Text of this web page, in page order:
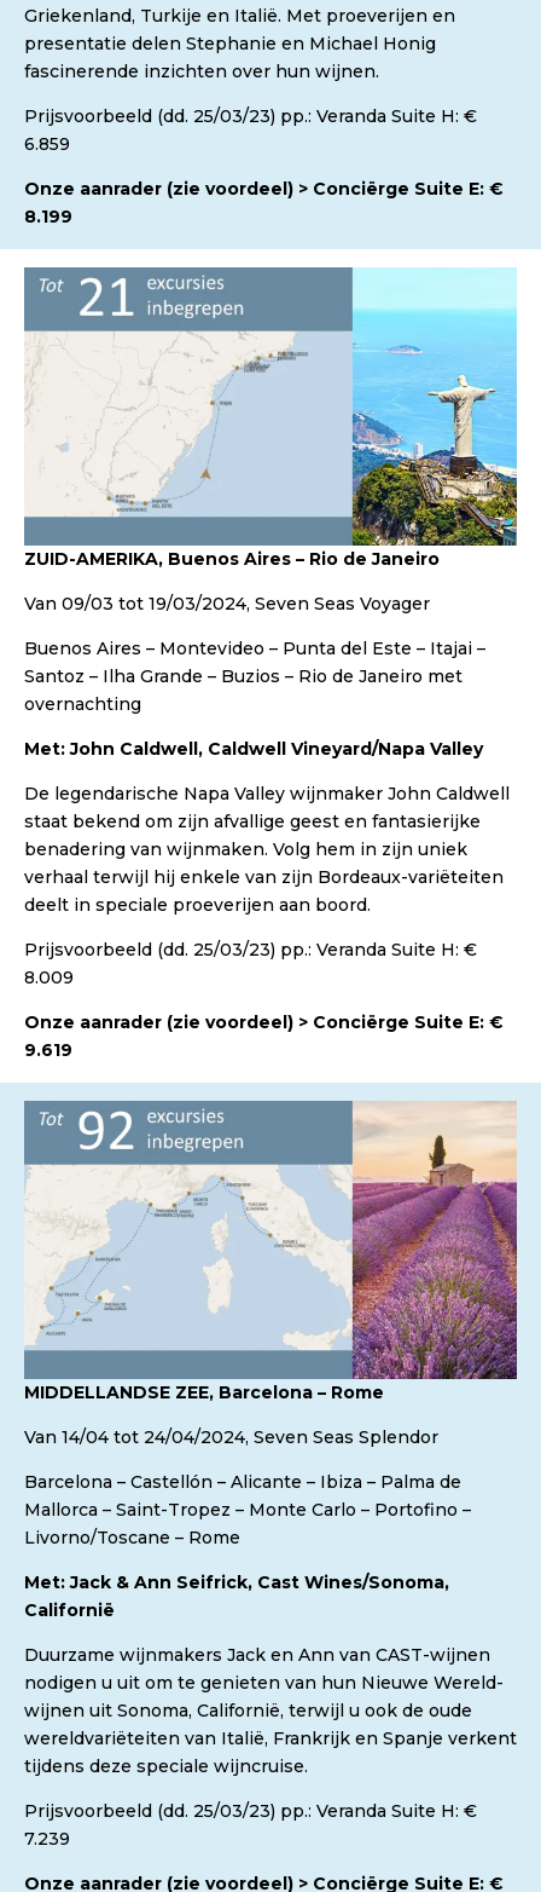
Griekenland, Turkije en Italië. Met proeverijen en
presentatie delen Stephanie en Michael Honig
fascinerende inzichten over hun wijnen.
Prijsvoorbeeld (dd. 25/03/23) pp.: Veranda Suite H: €
6.859
Onze aanrader (zie voordeel) > Conciërge Suite E: €
8.199
ZUID-AMERIKA, Buenos Aires – Rio de Janeiro
Van 09/03 tot 19/03/2024, Seven Seas Voyager
Buenos Aires – Montevideo – Punta del Este – Itajai –
Santoz – Ilha Grande – Buzios – Rio de Janeiro met
overnachting
Met: John Caldwell, Caldwell Vineyard/Napa Valley
De legendarische Napa Valley wijnmaker John Caldwell
staat bekend om zijn afvallige geest en fantasierijke
benadering van wijnmaken. Volg hem in zijn uniek
verhaal terwijl hij enkele van zijn Bordeaux-variëteiten
deelt in speciale proeverijen aan boord.
Prijsvoorbeeld (dd. 25/03/23) pp.: Veranda Suite H: €
8.009
Onze aanrader (zie voordeel) > Conciërge Suite E: €
9.619
MIDDELLANDSE ZEE, Barcelona – Rome
Van 14/04 tot 24/04/2024, Seven Seas Splendor
Barcelona – Castellón – Alicante – Ibiza – Palma de
Mallorca – Saint-Tropez – Monte Carlo – Portofino –
Livorno/Toscane – Rome
Met: Jack & Ann Seifrick, Cast Wines/Sonoma,
Californië
Duurzame wijnmakers Jack en Ann van CAST-wijnen
nodigen u uit om te genieten van hun Nieuwe Wereld-
wijnen uit Sonoma, Californië, terwijl u ook de oude
wereldvariëteiten van Italië, Frankrijk en Spanje verkent
tijdens deze speciale wijncruise.
Prijsvoorbeeld (dd. 25/03/23) pp.: Veranda Suite H: €
7.239
Onze aanrader (zie voordeel) > Conciërge Suite E: €